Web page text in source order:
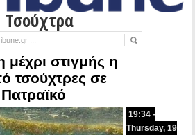
Τσούχτρα
μέχρι στιγμής η
τσούχτρες σε
19:34 -
Thursday, 19